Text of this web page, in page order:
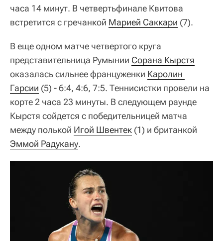
часа 14 минут. В четвертьфинале Квитова
встретится с гречанкой Марией Саккари (7).
В еще одном матче четвертого круга
представительница Румынии Сорана Кырстя
оказалась сильнее француженки Каролин
Гарсии (5) - 6:4, 4:6, 7:5. Теннисистки провели на
корте 2 часа 23 минуты. В следующем раунде
Кырстя сойдется с победительницей матча
между полькой Игой Швентек (1) и британкой
Эммой Радукану.